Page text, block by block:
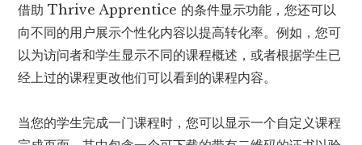
借助 Thrive Apprentice 的条件显示功能，您还可以
向不同的用户展示个性化内容以提高转化率。例如，您可
以为访问者和学生显示不同的课程概述，或者根据学生已
经上过的课程更改他们可以看到的课程内容。
当您的学生完成一门课程时，您可以显示一个自定义课程